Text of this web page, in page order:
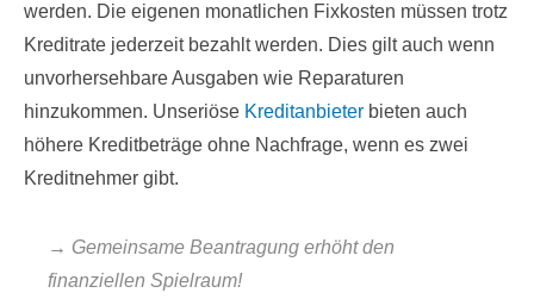
werden. Die eigenen monatlichen Fixkosten müssen trotz
Kreditrate jederzeit bezahlt werden. Dies gilt auch wenn
unvorhersehbare Ausgaben wie Reparaturen
hinzukommen. Unseriöse Kreditanbieter bieten auch
höhere Kreditbeträge ohne Nachfrage, wenn es zwei
Kreditnehmer gibt.
→ Gemeinsame Beantragung erhöht den
finanziellen Spielraum!